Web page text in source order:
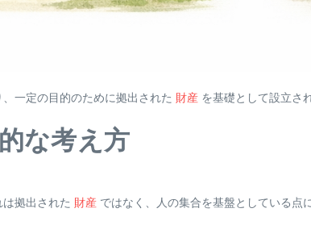
一定の目的のために拠出された 財産 を基礎として設立さ
な考え方
拠出された 財産 ではなく、人の集合を基盤としている点